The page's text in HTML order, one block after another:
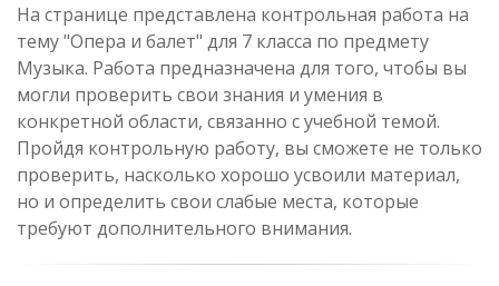
На странице представлена контрольная работа на
тему "Опера и балет" для 7 класса по предмету
Музыка. Работа предназначена для того, чтобы вы
могли проверить свои знания и умения в
конкретной области, связанно с учебной темой.
Пройдя контрольную работу, вы сможете не только
проверить, насколько хорошо усвоили материал,
но и определить свои слабые места, которые
требуют дополнительного внимания.